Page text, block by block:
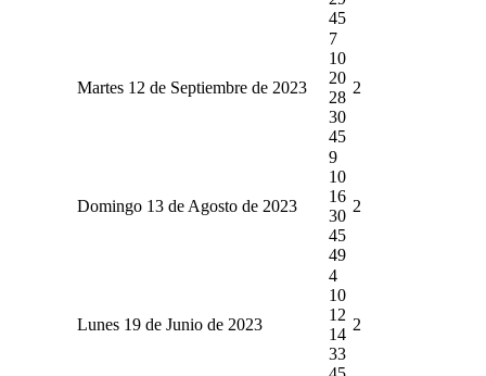
45
Martes 12 de Septiembre de 2023
7
10
20
28
30
45
2
Domingo 13 de Agosto de 2023
9
10
16
30
45
49
2
Lunes 19 de Junio de 2023
4
10
12
14
33
2